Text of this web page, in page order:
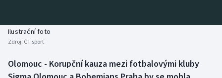
Biatlon
Boby a skeleton
Aplikace ČT sport
AZ kvíz
Ilustrační foto
Zdroj: ČT sport
Olomouc - Korupční kauza mezi fotbalovými kluby